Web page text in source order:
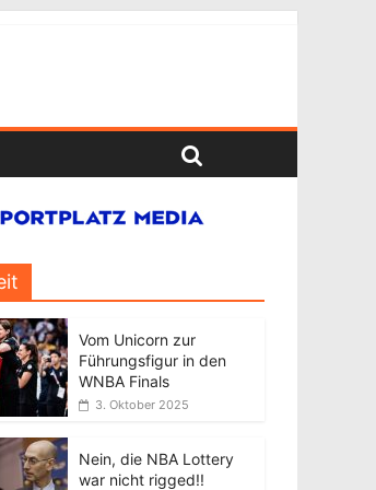
Vom Unicorn zur
Führungsfigur in den
WNBA Finals
3. Oktober 2025
Nein, die NBA Lottery
war nicht rigged!!